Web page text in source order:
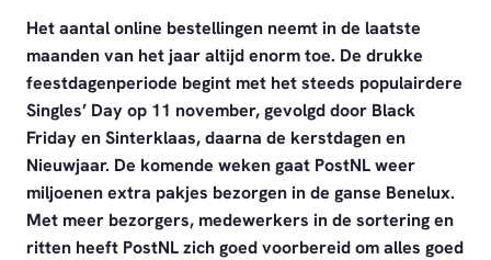
Het aantal online bestellingen neemt in de laatste
maanden van het jaar altijd enorm toe. De drukke
feestdagenperiode begint met het steeds populairdere
Singles’ Day op 11 november, gevolgd door Black
Friday en Sinterklaas, daarna de kerstdagen en
Nieuwjaar. De komende weken gaat PostNL weer
miljoenen extra pakjes bezorgen in de ganse Benelux.
Met meer bezorgers, medewerkers in de sortering en
ritten heeft PostNL zich goed voorbereid om alles goed